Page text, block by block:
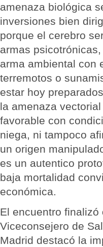
amenaza biológica
inversiones bien
porque el cerebro
armas
arma ambiental con
terremotos o
estar hoy
la amenaza
favorable con
niega, ni tampoco
un origen
es un autentico
baja mortalidad
económica.
El encuentro
Viceconsejero de
Madrid destacó la